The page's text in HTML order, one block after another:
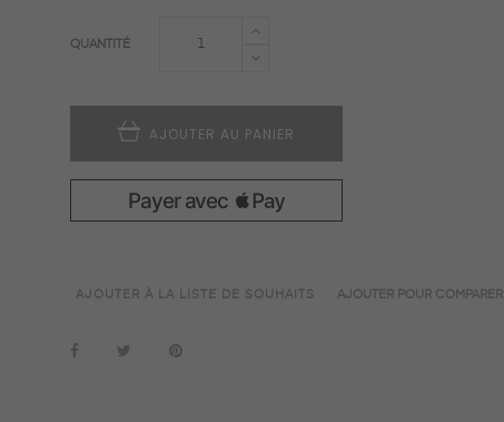
QUANTITÉ
AJOUTER AU PANIER
AJOUTER À LA LISTE DE SOUHAITS AJOUTER POUR COMPARER